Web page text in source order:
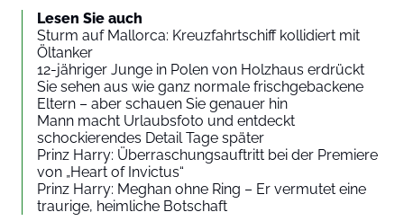
Lesen Sie auch
Sturm auf Mallorca: Kreuzfahrtschiff kollidiert mit
Öltanker
12-jähriger Junge in Polen von Holzhaus erdrückt
Sie sehen aus wie ganz normale frischgebackene
Eltern – aber schauen Sie genauer hin
Mann macht Urlaubsfoto und entdeckt
schockierendes Detail Tage später
Prinz Harry: Überraschungsauftritt bei der Premiere
von „Heart of Invictus“
Prinz Harry: Meghan ohne Ring – Er vermutet eine
traurige, heimliche Botschaft